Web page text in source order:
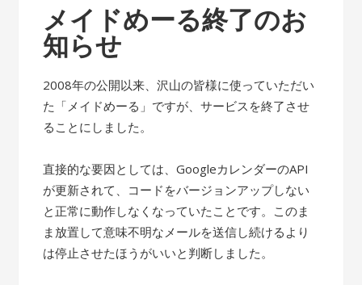
メイドめーる終了のお
知らせ
2008年の公開以来、沢山の皆様に使っていただい
た「メイドめーる」ですが、サービスを終了させ
ることにしました。
直接的な要因としては、GoogleカレンダーのAPI
が更新されて、コードをバージョンアップしない
と正常に動作しなくなっていたことです。このま
ま放置して意味不明なメールを送信し続けるより
は停止させたほうがいいと判断しました。